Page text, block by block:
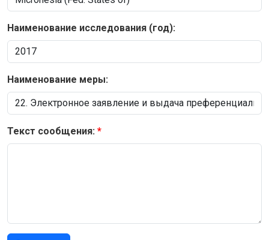
Наименование исследования (год):
Наименование меры:
Текст сообщения: